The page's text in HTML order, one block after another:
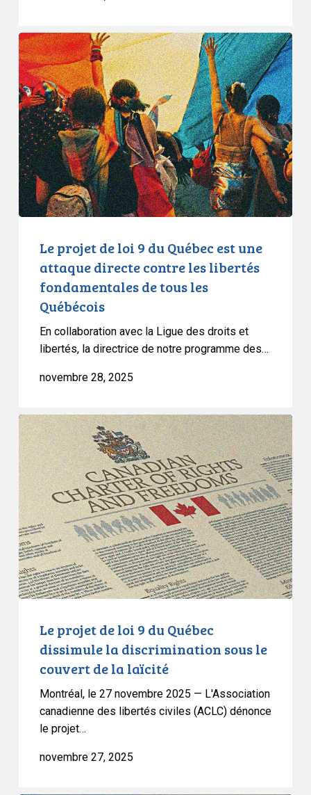
Le
projet
de
loi
9
du
Québec
est
une
attaque
libertés
fondamentales
Le projet de loi 9 du Québec est une
attaque directe contre les libertés
fondamentales de tous les
Québécois
En collaboration avec la Ligue des droits et
libertés, la directrice de notre programme des…
novembre 28, 2025
Le
projet
de
loi
9
du
Québec
dissimule
la
discrimination
sous
couvert
laïcité
Le projet de loi 9 du Québec
dissimule la discrimination sous le
couvert de la laïcité
Montréal, le 27 novembre 2025 — L'Association
canadienne des libertés civiles (ACLC) dénonce
le projet…
novembre 27, 2025